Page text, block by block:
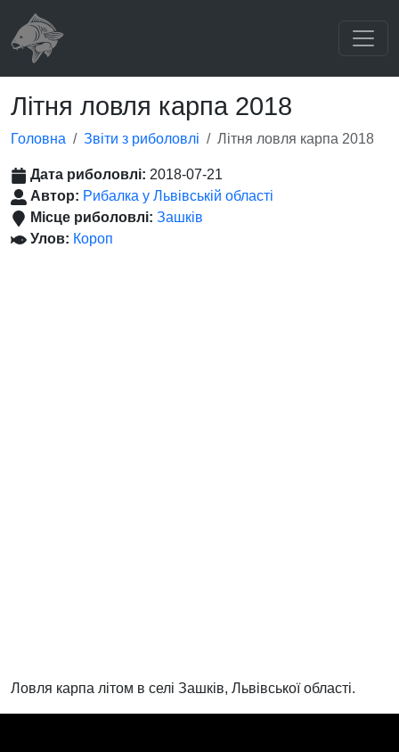
Літня ловля карпа 2018
Головна Звіти з риболовлі Літня ловля карпа 2018
Дата риболовлі: 2018-07-21
Автор: Рибалка у Львівській області
Місце риболовлі: Зашків
Улов: Короп
Ловля карпа літом в селі Зашків, Львівської області.